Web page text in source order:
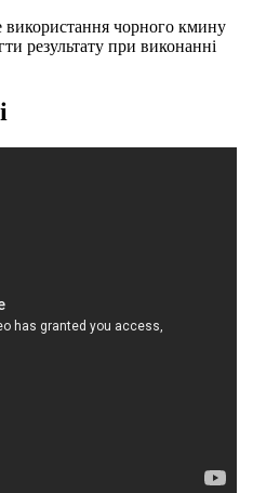
чорного кмину
результату при виконанні